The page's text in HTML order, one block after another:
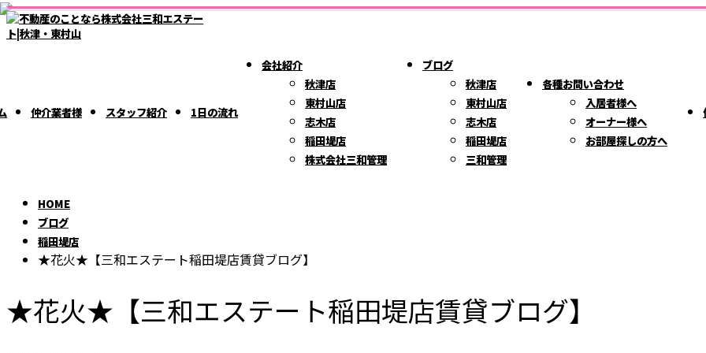
仲介業者様 スタッフ紹介 1日の流れ
会社紹介
秋津店
東村山店
志木店
稲田堤店
株式会社三和管理
ブログ
秋津店
東村山店
志木店
稲田堤店
三和管理
各種お問い合わせ
入居者様へ
オーナー様へ
お部屋探しの方へ
ブ
HOME
ブログ
稲田堤店
★花火★【三和エステート稲田堤店賃貸ブログ】
★花火★【三和エステート稲田堤店賃貸ブログ】